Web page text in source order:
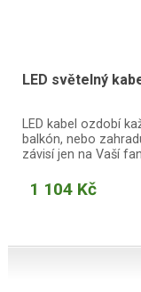
LED světelný
LED kabel ozdobí
balkón, nebo
závisí jen na Vaší
1 104 Kč